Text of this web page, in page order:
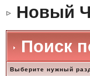
Новый
Поиск
Выберите нужный